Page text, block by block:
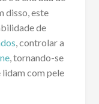
disso, este
de
, controlar a
, tornando-se
lidam com pele